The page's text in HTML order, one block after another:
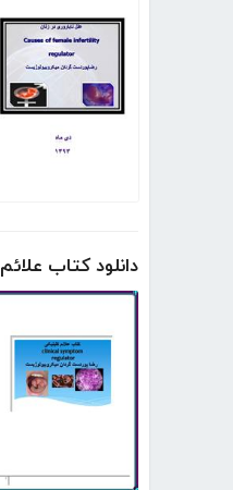
دانلود کتاب